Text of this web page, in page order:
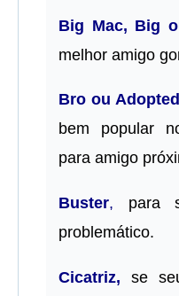
Big Mac, Big
melhor amigo
Bro ou
bem popular
para amigo
Buster, para
problemático.
Cicatriz,
se